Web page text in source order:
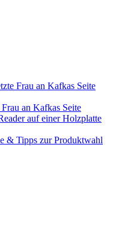
an Kafkas Seite
& Tipps zur Produktwahl